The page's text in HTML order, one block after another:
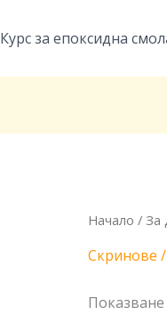
Курс за епоксидна
Начало / За
Скринове
Показване